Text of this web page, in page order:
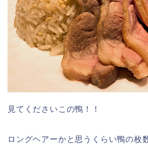
見てくださいこの鴨！！
ロングヘアーかと思うくらい鴨の枚